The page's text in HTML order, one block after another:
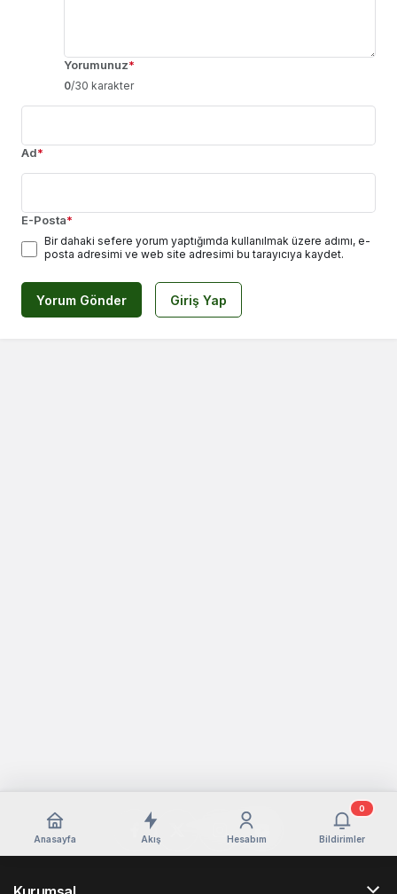
Yorumunuz*
0/30 karakter
Ad*
E-Posta*
Bir dahaki sefere yorum yaptığımda kullanılmak üzere adımı, e-
posta adresimi ve web site adresimi bu tarayıcıya kaydet.
Yorum Gönder Giriş Yap
Anasayfa Akış Hesabım Bildirimler
0